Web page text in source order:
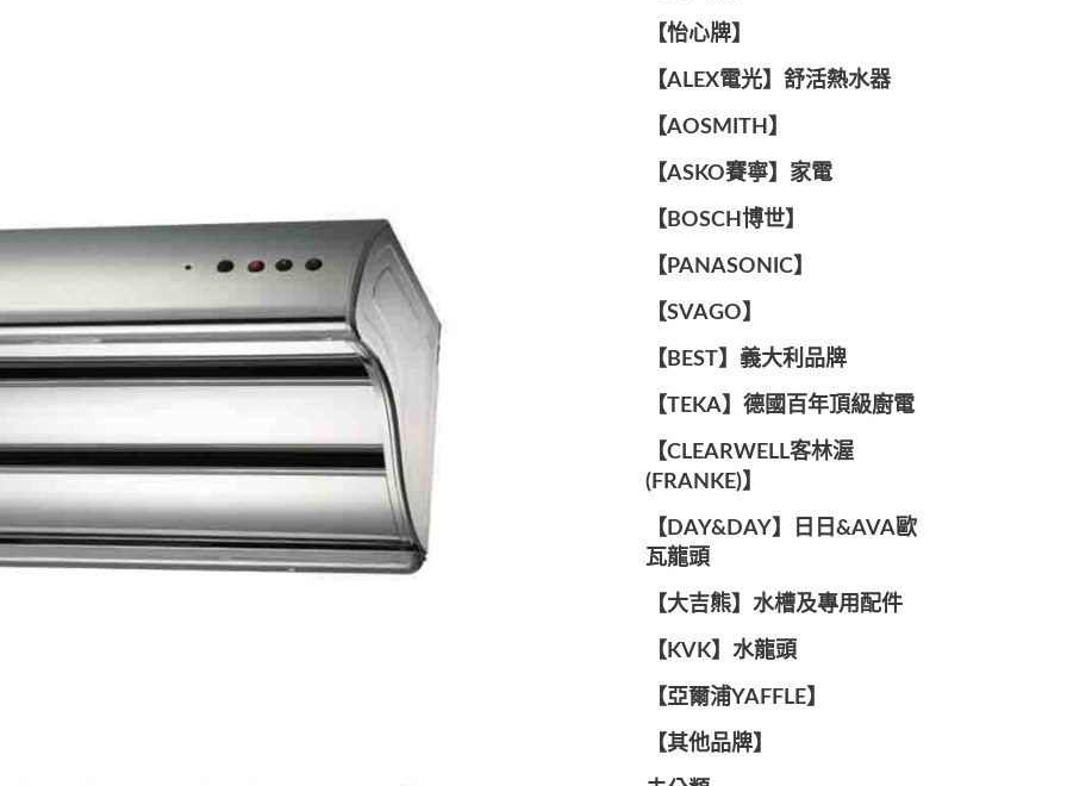
️【怡心牌】️
️️【ALEX電光】舒活熱水器️️
【AOSMITH】
【ASKO賽寧】家電
【BOSCH博世】
️【PANASONIC】️
️【SVAGO】️
️【BEST】️義大利品牌
️【TEKA】️德國百年頂級廚電
️【CLEARWELL客林渥
(FRANKE)】️
️【DAY&DAY】️日日&AVA歐
瓦龍頭
【大吉熊】水槽及專用配件
️【KVK】水龍頭️
【亞爾浦YAFFLE】
️【其他品牌】️